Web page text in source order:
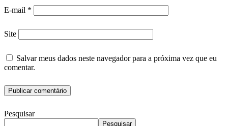
E-mail *
Site
Salvar meus dados neste navegador para a próxima vez que eu
comentar.
Pesquisar
Pesquisar